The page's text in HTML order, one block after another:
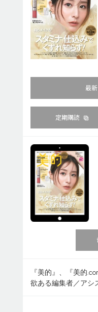
最
定期購読
『美的』、『美的
欲ある編集者／アシ